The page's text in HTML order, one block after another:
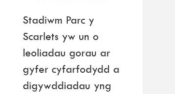
Stadiwm Parc y
Scarlets yw un o
leoliadau gorau ar
gyfer cyfarfodydd a
digywddiadau yng